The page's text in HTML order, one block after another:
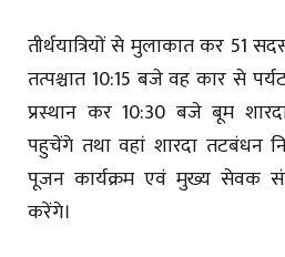
तीर्थयात्रियों से मुलाकात कर 51
तत्पश्चात 10:15 बजे वह कार से
प्रस्थान कर 10:30 बजे बूम
पहुचेंगे तथा वहां शारदा तटबंधन
पूजन कार्यक्रम एवं मुख्य सेवक
करेंगे।